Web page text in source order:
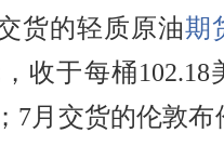
货的轻质原油期
收于每桶102.18
7月交货的伦敦布